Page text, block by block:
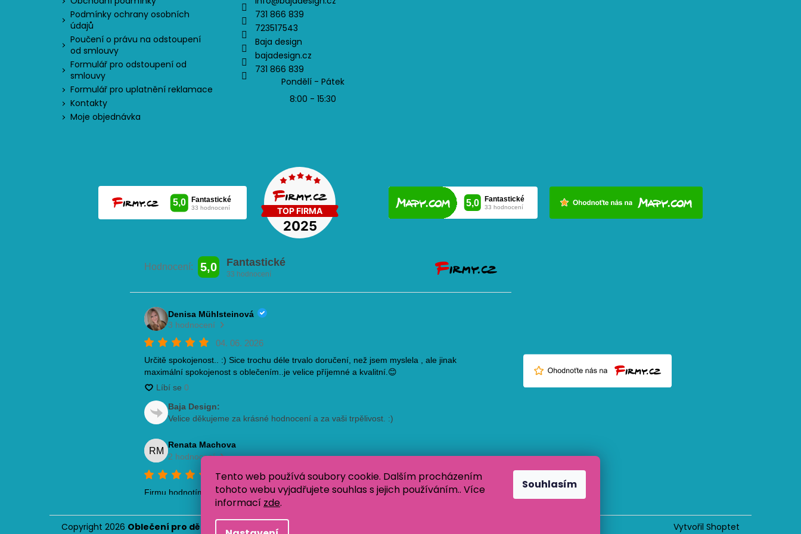
Tento web používá soubory cookie. Dalším procházením
tohoto webu vyjadřujete souhlas s jejich používáním.. Více
informací zde.
Souhlasím
Podmínky ochrany osobních
údajů
Poučení o právu na odstoupení
od smlouvy
Formulář pro odstoupení od
smlouvy
Formulář pro uplatnění reklamace
Kontakty
Moje objednávka
731 866 839
723517543
Baja design
bajadesign.cz
731 866 839
Pondělí - Pátek
8:00 - 15:30
Vytvořil Shoptet
Copyright 2026 Oblečení pro děti Baja Design . Všechna práva vyhrazena.